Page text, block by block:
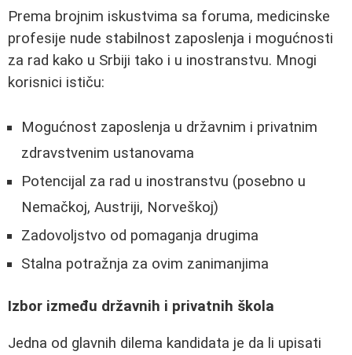
Prema brojnim iskustvima sa foruma, medicinske
profesije nude stabilnost zaposlenja i mogućnosti
za rad kako u Srbiji tako i u inostranstvu. Mnogi
korisnici ističu:
Mogućnost zaposlenja u državnim i privatnim
zdravstvenim ustanovama
Potencijal za rad u inostranstvu (posebno u
Nemačkoj, Austriji, Norveškoj)
Zadovoljstvo od pomaganja drugima
Stalna potražnja za ovim zanimanjima
Izbor između državnih i privatnih škola
Jedna od glavnih dilema kandidata je da li upisati